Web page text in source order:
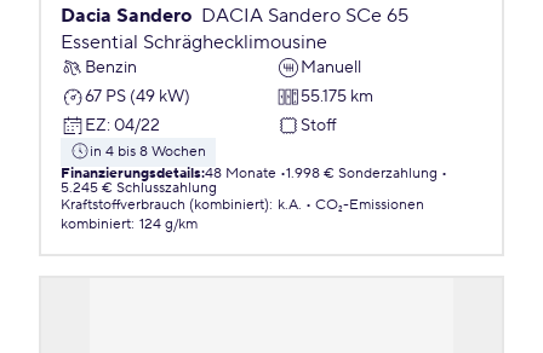
Dacia Sandero DACIA Sandero SCe 65
Essential Schräghecklimousine
Benzin
Manuell
67 PS (49 kW)
55.175 km
EZ: 04/22 Stoff
in 4 bis 8 Wochen
Finanzierungsdetails:48 Monate 1.998 € Sonderzahlung
5.245 € Schlusszahlung
Kraftstoffverbrauch (kombiniert): k.A.
CO₂-Emissionen
kombiniert: 124 g/km